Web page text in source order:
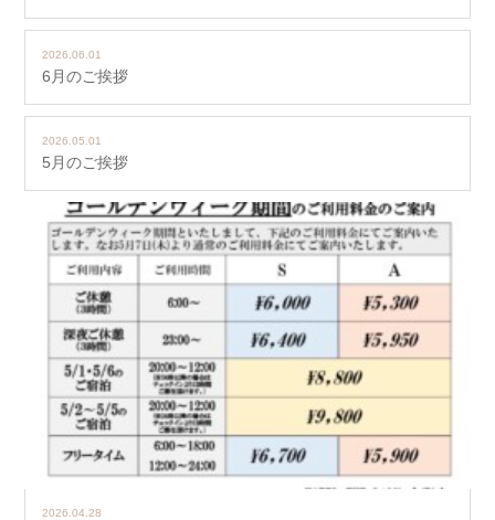
2026.06.01
6月のご挨拶
2026.05.01
5月のご挨拶
2026.04.28